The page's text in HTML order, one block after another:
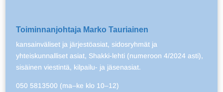
Toiminnanjohtaja Marko Tauriainen
kansainväliset ja järjestöasiat, sidosryhmät ja
yhteiskunnalliset asiat, Shakki-lehti (numeroon 4/2024 asti),
sisäinen viestintä, kilpailu- ja jäsenasiat.
050 5813500 (ma–ke klo 10–12)